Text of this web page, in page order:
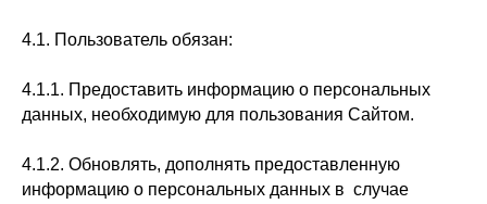
4.1. Пользователь обязан:
4.1.1. Предоставить информацию о персональных
данных, необходимую для пользования Сайтом.
4.1.2. Обновлять, дополнять предоставленную
информацию о персональных данных в случае